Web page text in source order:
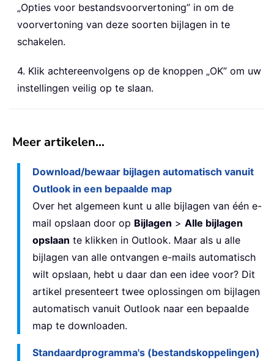
„Opties voor bestandsvoorvertoning” in om de
voorvertoning van deze soorten bijlagen in te
schakelen.
4. Klik achtereenvolgens op de knoppen „OK” om uw
instellingen veilig op te slaan.
Meer artikelen…
Download/bewaar bijlagen automatisch vanuit
Outlook in een bepaalde map
Over het algemeen kunt u alle bijlagen van één e-
mail opslaan door op Bijlagen > Alle bijlagen
opslaan te klikken in Outlook. Maar als u alle
bijlagen van alle ontvangen e-mails automatisch
wilt opslaan, hebt u daar dan een idee voor? Dit
artikel presenteert twee oplossingen om bijlagen
automatisch vanuit Outlook naar een bepaalde
map te downloaden.
Standaardprogramma's (bestandskoppelingen)